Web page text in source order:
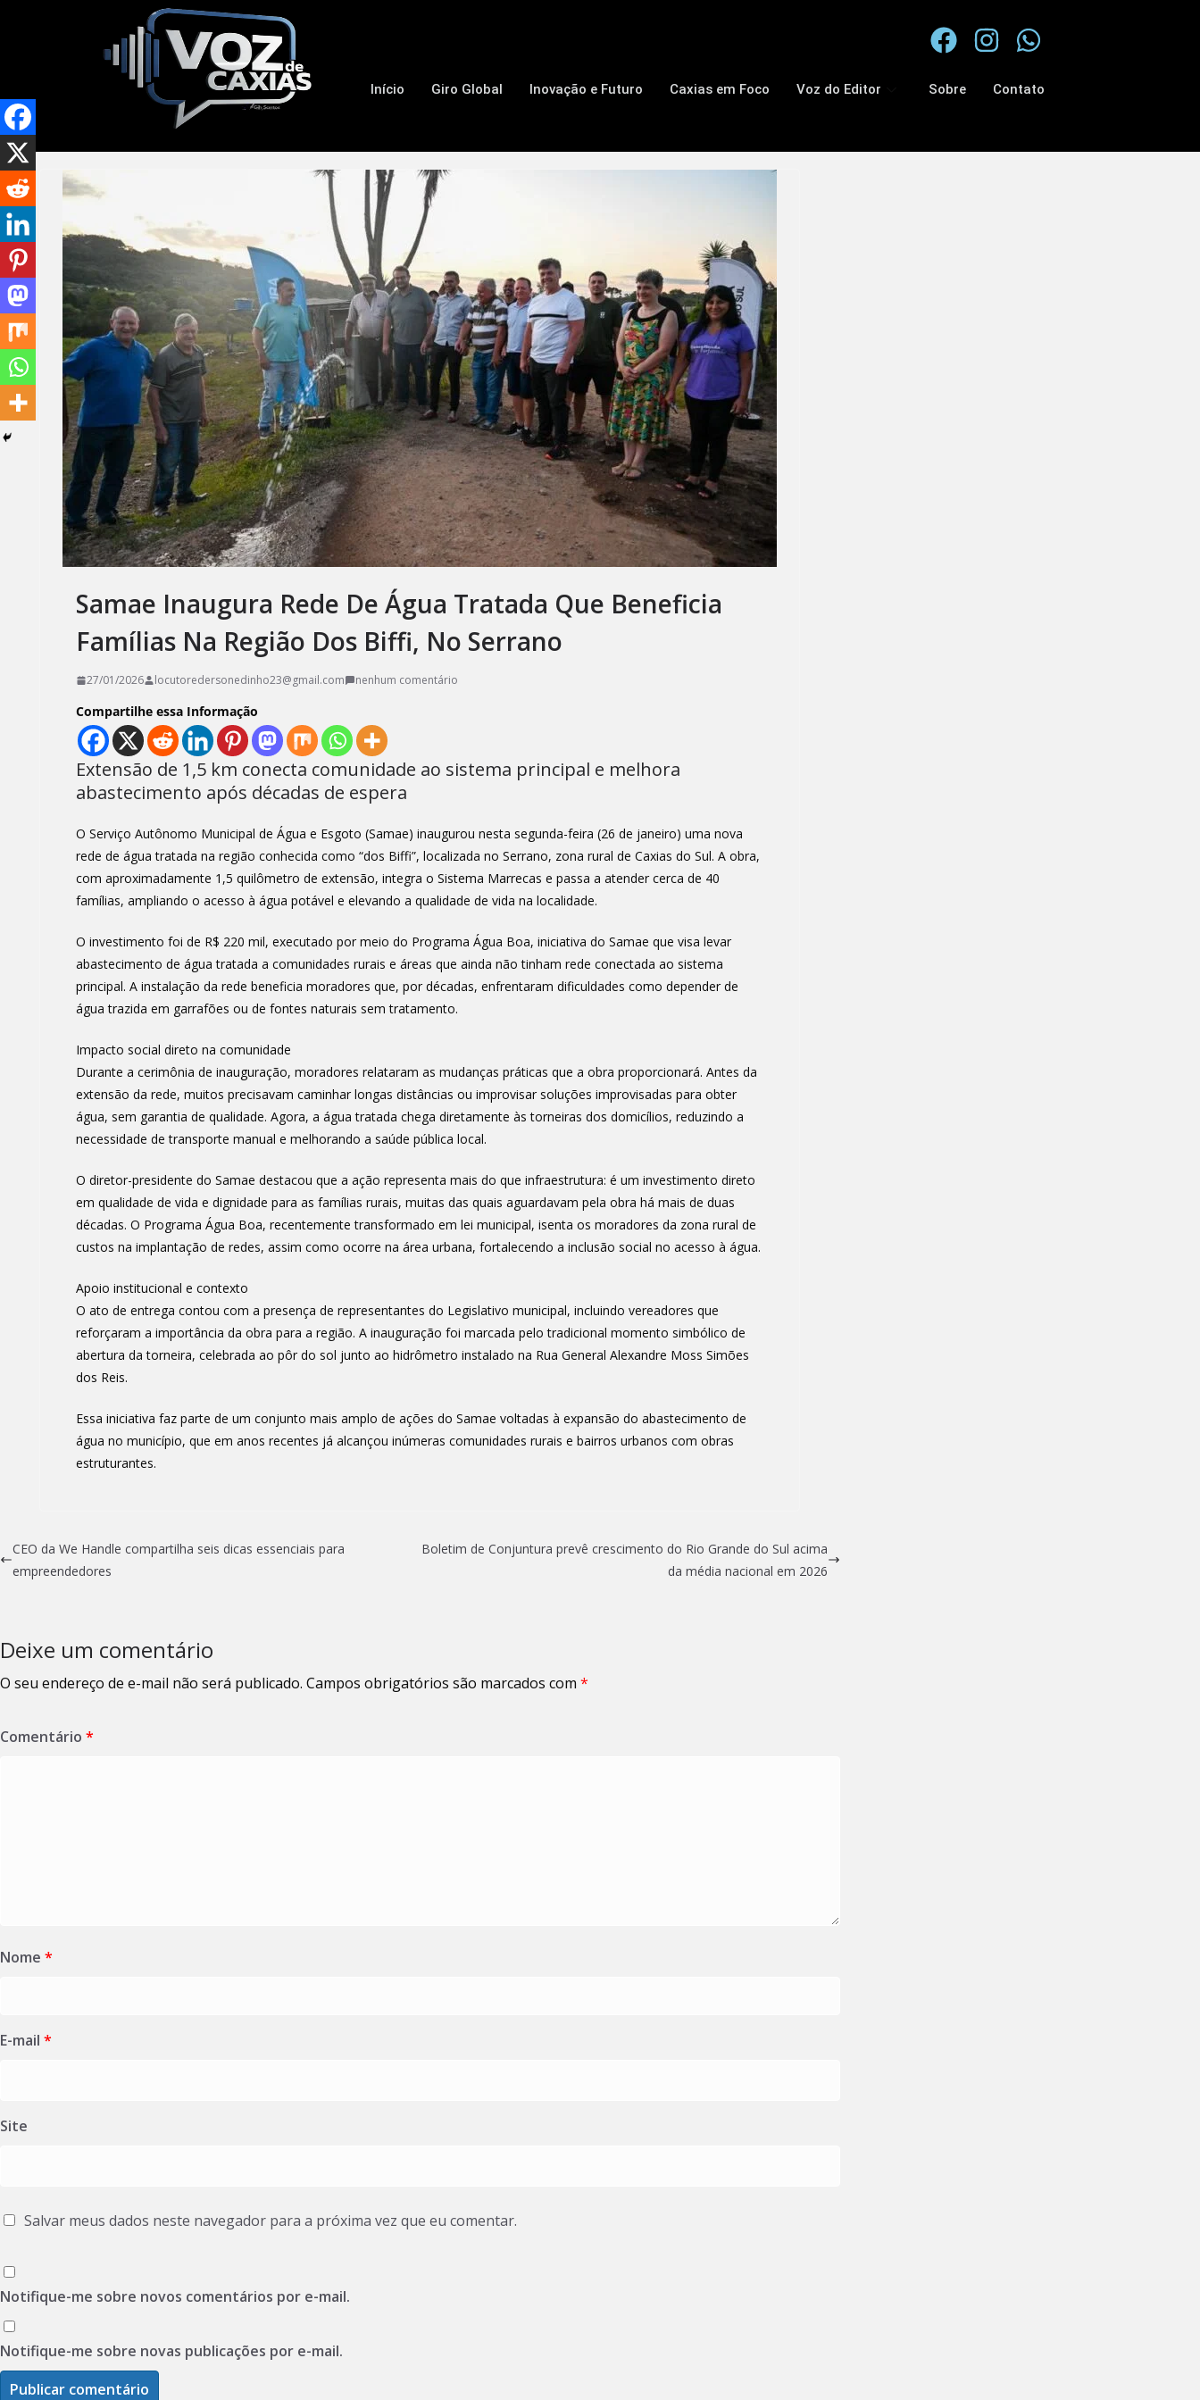
Início Giro Global Inovação e Futuro Caxias em Foco Voz do Editor Sobre Contato
Samae Inaugura Rede De Água Tratada Que Beneficia
Famílias Na Região Dos Biffi, No Serrano
27/01/2026 locutoredersonedinho23@gmail.com nenhum comentário
Compartilhe essa Informação
Extensão de 1,5 km conecta comunidade ao sistema principal e melhora
abastecimento após décadas de espera
O Serviço Autônomo Municipal de Água e Esgoto (Samae) inaugurou nesta segunda-feira (26 de janeiro) uma nova
rede de água tratada na região conhecida como “dos Biffi”, localizada no Serrano, zona rural de Caxias do Sul. A obra,
com aproximadamente 1,5 quilômetro de extensão, integra o Sistema Marrecas e passa a atender cerca de 40
famílias, ampliando o acesso à água potável e elevando a qualidade de vida na localidade.
O investimento foi de R$ 220 mil, executado por meio do Programa Água Boa, iniciativa do Samae que visa levar
abastecimento de água tratada a comunidades rurais e áreas que ainda não tinham rede conectada ao sistema
principal. A instalação da rede beneficia moradores que, por décadas, enfrentaram dificuldades como depender de
água trazida em garrafões ou de fontes naturais sem tratamento.
Impacto social direto na comunidade
Durante a cerimônia de inauguração, moradores relataram as mudanças práticas que a obra proporcionará. Antes da
extensão da rede, muitos precisavam caminhar longas distâncias ou improvisar soluções improvisadas para obter
água, sem garantia de qualidade. Agora, a água tratada chega diretamente às torneiras dos domicílios, reduzindo a
necessidade de transporte manual e melhorando a saúde pública local.
O diretor-presidente do Samae destacou que a ação representa mais do que infraestrutura: é um investimento direto
em qualidade de vida e dignidade para as famílias rurais, muitas das quais aguardavam pela obra há mais de duas
décadas. O Programa Água Boa, recentemente transformado em lei municipal, isenta os moradores da zona rural de
custos na implantação de redes, assim como ocorre na área urbana, fortalecendo a inclusão social no acesso à água.
Apoio institucional e contexto
O ato de entrega contou com a presença de representantes do Legislativo municipal, incluindo vereadores que
reforçaram a importância da obra para a região. A inauguração foi marcada pelo tradicional momento simbólico de
abertura da torneira, celebrada ao pôr do sol junto ao hidrômetro instalado na Rua General Alexandre Moss Simões
dos Reis.
Essa iniciativa faz parte de um conjunto mais amplo de ações do Samae voltadas à expansão do abastecimento de
água no município, que em anos recentes já alcançou inúmeras comunidades rurais e bairros urbanos com obras
estruturantes.
CEO da We Handle compartilha seis dicas essenciais para
empreendedores
Boletim de Conjuntura prevê crescimento do Rio Grande do Sul acima
da média nacional em 2026
Deixe um comentário
O seu endereço de e-mail não será publicado. Campos obrigatórios são marcados com *
Comentário *
Nome *
E-mail *
Site
Salvar meus dados neste navegador para a próxima vez que eu comentar.
Notifique-me sobre novos comentários por e-mail.
Notifique-me sobre novas publicações por e-mail.